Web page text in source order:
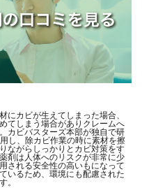
にカビが生えてしまった場合、
てしまう場合がありクレームへ
カビバスターズ本部が独自で研
し、除カビ作業の時に素材を擦
ながらしっかりとカビ対策をす
剤は人体へのリスクが非常に少
される安全性の高いもになって
いるため、環境にも配慮された
。